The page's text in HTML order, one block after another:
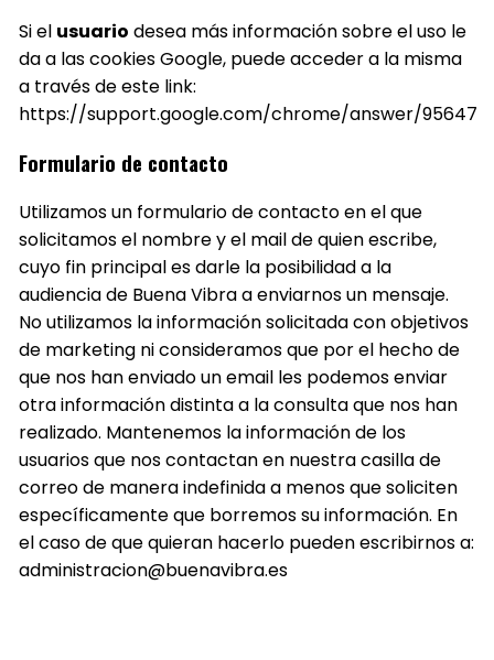
Si el usuario desea más información sobre el uso le
da a las cookies Google, puede acceder a la misma
a través de este link:
https://support.google.com/chrome/answer/95647
Formulario de contacto
Utilizamos un formulario de contacto en el que
solicitamos el nombre y el mail de quien escribe,
cuyo fin principal es darle la posibilidad a la
audiencia de Buena Vibra a enviarnos un mensaje.
No utilizamos la información solicitada con objetivos
de marketing ni consideramos que por el hecho de
que nos han enviado un email les podemos enviar
otra información distinta a la consulta que nos han
realizado. Mantenemos la información de los
usuarios que nos contactan en nuestra casilla de
correo de manera indefinida a menos que soliciten
específicamente que borremos su información. En
el caso de que quieran hacerlo pueden escribirnos a:
administracion@buenavibra.es